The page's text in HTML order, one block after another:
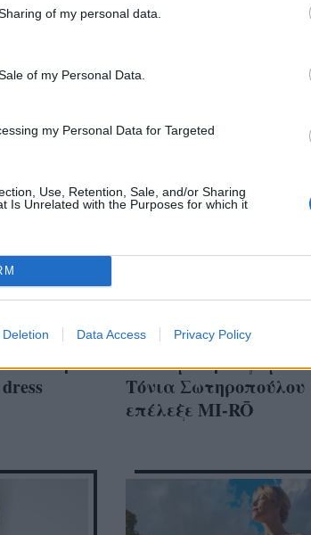
of my personal data.
of my Personal Data.
my Personal Data for Targeted
Use, Retention, Sale, and/or Sharing
Is Unrelated with the Purposes for which it
Deletion Data Access Privacy Policy
απόλυτο φόρεμα για
καλεσμένη σε γάμο-
Τόνια Σωτηροπούλου
επέλεξε MI-RŌ